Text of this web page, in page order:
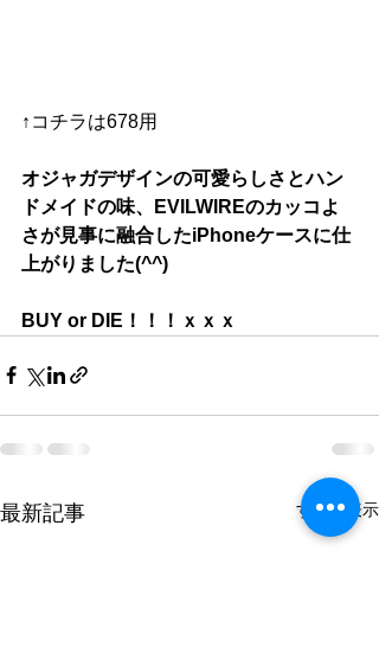
↑コチラは678用
オジャガデザインの可愛らしさとハン
ドメイドの味、EVILWIREのカッコよ
さが見事に融合したiPhoneケースに仕
上がりました(^^)
BUY or DIE！！！ｘｘｘ
最新記事 すべて表示